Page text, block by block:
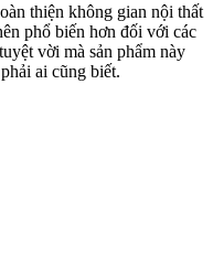
thiện không gian nội thất
phổ biến hơn đối với các
vời mà sản phẩm này
ai cũng biết.